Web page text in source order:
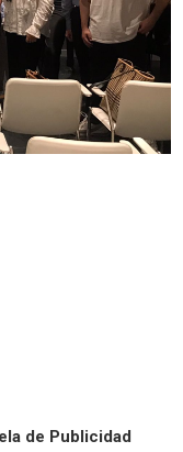
de Publicidad